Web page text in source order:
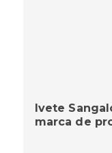
Ivete
marca de